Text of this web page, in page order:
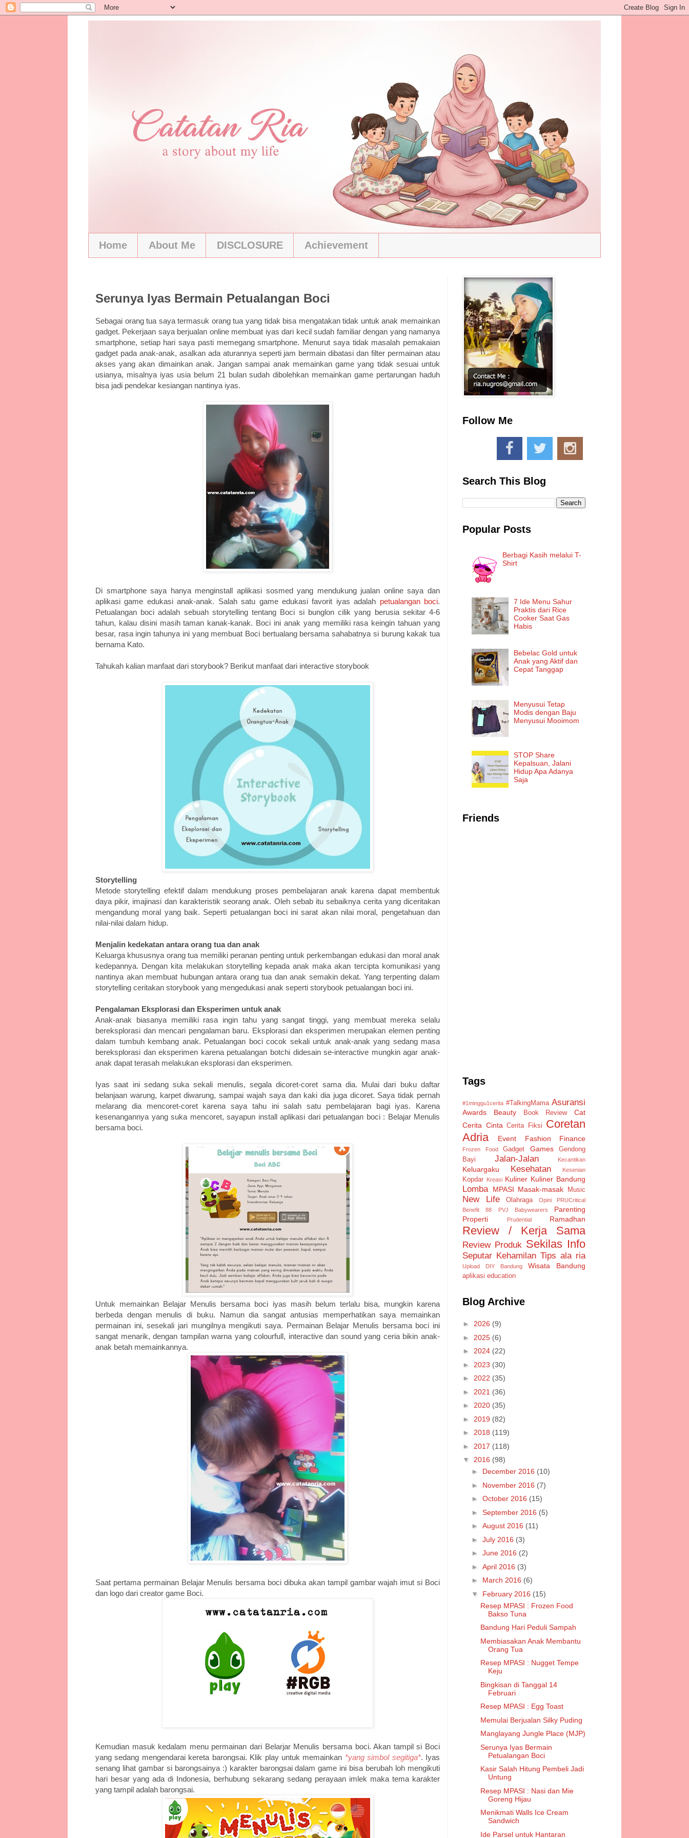
Home About Me DISCLOSURE Achievement
Serunya Iyas Bermain Petualangan Boci
Sebagai orang tua saya termasuk orang tua yang tidak bisa mengatakan tidak untuk anak memainkan
gadget. Pekerjaan saya berjualan online membuat iyas dari kecil sudah familiar dengan yang namanya
smartphone, setiap hari saya pasti memegang smartphone. Menurut saya tidak masalah pemakaian
gadget pada anak-anak, asalkan ada aturannya seperti jam bermain dibatasi dan filter permainan atau
akses yang akan dimainkan anak. Jangan sampai anak memainkan game yang tidak sesuai untuk
usianya, misalnya iyas usia belum 21 bulan sudah dibolehkan memainkan game pertarungan haduh
bisa jadi pendekar kesiangan nantinya iyas.
Di smartphone saya hanya menginstall aplikasi sosmed yang mendukung jualan online saya dan
aplikasi game edukasi anak-anak. Salah satu game edukasi favorit iyas adalah petualangan boci.
Petualangan boci adalah sebuah storytelling tentang Boci si bunglon cilik yang berusia sekitar 4-6
tahun, kalau disini masih taman kanak-kanak. Boci ini anak yang memiliki rasa keingin tahuan yang
besar, rasa ingin tahunya ini yang membuat Boci bertualang bersama sahabatnya si burung kakak tua
bernama Kato.
Tahukah kalian manfaat dari storybook? Berikut manfaat dari interactive storybook
Storytelling
Metode storytelling efektif dalam mendukung proses pembelajaran anak karena dapat membentuk
daya pikir, imajinasi dan karakteristik seorang anak. Oleh sebab itu sebaiknya cerita yang diceritakan
mengandung moral yang baik. Seperti petualangan boci ini sarat akan nilai moral, pengetahuan dan
nilai-nilai dalam hidup.
Menjalin kedekatan antara orang tua dan anak
Keluarga khususnya orang tua memiliki peranan penting untuk perkembangan edukasi dan moral anak
kedepannya. Dengan kita melakukan storytelling kepada anak maka akan tercipta komunikasi yang
nantinya akan membuat hubungan antara orang tua dan anak semakin dekat. Yang terpenting dalam
storytelling ceritakan storybook yang mengedukasi anak seperti storybook petualangan boci ini.
Pengalaman Eksplorasi dan Eksperimen untuk anak
Anak-anak biasanya memiliki rasa ingin tahu yang sangat tinggi, yang membuat mereka selalu
bereksplorasi dan mencari pengalaman baru. Eksplorasi dan eksperimen merupakan elemen penting
dalam tumbuh kembang anak. Petualangan boci cocok sekali untuk anak-anak yang sedang masa
bereksplorasi dan eksperimen karena petualangan botchi didesain se-interactive mungkin agar anak-
anak dapat terasah melakukan eksplorasi dan eksperimen.
Iyas saat ini sedang suka sekali menulis, segala dicoret-coret sama dia. Mulai dari buku daftar
belanjaan warung, karpet diwarung, sampai wajah saya dan kaki dia juga dicoret. Saya tidak pernah
melarang dia mencoret-coret karena saya tahu ini salah satu pembelajaran bagi iyas. Karena
kesenangannya yang suka mencoret, sayapun install aplikasi dari petualangan boci : Belajar Menulis
bersama boci.
Untuk memainkan Belajar Menulis bersama boci iyas masih belum terlalu bisa, mungkin karena
berbeda dengan menulis di buku. Namun dia sangat antusias memperhatikan saya memainkan
permainan ini, sesekali jari mungilnya mengikuti saya. Permainan Belajar Menulis bersama boci ini
sangat menarik, dengan tampilan warna yang colourfull, interactive dan sound yang ceria bikin anak-
anak betah memainkannya.
Saat pertama permainan Belajar Menulis bersama boci dibuka akan tampil gambar wajah imut si Boci
dan logo dari creator game Boci.
Kemudian masuk kedalam menu permainan dari Belarjar Menulis bersama boci. Akan tampil si Boci
yang sedang mengendarai kereta barongsai. Klik play untuk memainkan *yang simbol segitiga*. Iyas
senang lihat gambar si barongsainya :) karakter barongsai dalam game ini bisa berubah loh mengikuti
hari besar yang ada di Indonesia, berhubung sekarang sedang perayaan imlek maka tema karakter
yang tampil adalah barongsai.
Follow Me
Search This Blog
Popular Posts
Berbagi Kasih melalui T-
Shirt
7 Ide Menu Sahur
Praktis dari Rice
Cooker Saat Gas
Habis
Bebelac Gold untuk
Anak yang Aktif dan
Cepat Tanggap
Menyusui Tetap
Modis dengan Baju
Menyusui Mooimom
STOP Share
Kepalsuan, Jalani
Hidup Apa Adanya
Saja
Friends
Tags
#1minggu1cerita #TalkingMama Asuransi
Awards Beauty Book Review
Cat
Cerita Cinta Cerita Fiksi
Coretan
Adria
Event Fashion Finance
Frozen Food Gadget Games
Gendong
Bayi
Jalan-Jalan Kecantikan
Keluargaku Kesehatan Kesenian
Kopdar Kreasi Kuliner Kuliner Bandung
Lomba MPASI Masak-masak Music
New Life Olahraga Opini
PRUCritical
Benefit 88
PVJ Babywearers
Parenting
Properti
Prudential Ramadhan
Review / Kerja Sama
Review Produk Sekilas Info
Seputar Kehamilan Tips ala ria
Upload DIY Bandung Wisata Bandung
aplikasi education
Blog Archive
► 2026 (9)
► 2025 (6)
► 2024 (22)
► 2023 (30)
► 2022 (35)
► 2021 (36)
► 2020 (35)
► 2019 (82)
► 2018 (119)
► 2017 (118)
▼ 2016 (98)
► December 2016 (10)
► November 2016 (7)
► October 2016 (15)
► September 2016 (5)
► August 2016 (11)
► July 2016 (3)
► June 2016 (2)
► April 2016 (3)
► March 2016 (6)
▼ February 2016 (15)
Resep MPASI : Frozen Food
Bakso Tuna
Bandung Hari Peduli Sampah
Membiasakan Anak Membantu
Orang Tua
Resep MPASI : Nugget Tempe
Keju
Bingkisan di Tanggal 14
Februari
Resep MPASI : Egg Toast
Memulai Berjualan Silky Puding
Manglayang Jungle Place (MJP)
Serunya Iyas Bermain
Petualangan Boci
Kasir Salah Hitung Pembeli Jadi
Untung
Resep MPASI : Nasi dan Mie
Goreng Hijau
Menikmati Walls Ice Cream
Sandwich
Ide Parsel untuk Hantaran